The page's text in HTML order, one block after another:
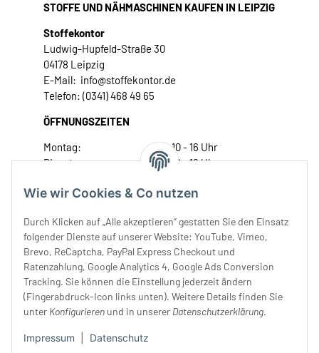
Wie wir Cookies & Co nutzen
Durch Klicken auf „Alle akzeptieren“ gestatten Sie den Einsatz
folgender Dienste auf unserer Website: YouTube, Vimeo,
Brevo, ReCaptcha, PayPal Express Checkout und
Ratenzahlung, Google Analytics 4, Google Ads Conversion
Tracking. Sie können die Einstellung jederzeit ändern
(Fingerabdruck-Icon links unten). Weitere Details finden Sie
unter Konfigurieren und in unserer Datenschutzerklärung.
Impressum Datenschutz
STOFFE UND NÄHMASCHINEN KAUFEN IN LEIPZIG
Stoffekontor
Ludwig-Hupfeld-Straße 30
04178 Leipzig
E-Mail: info@stoffekontor.de
Telefon: (0341) 468 49 65
ÖFFNUNGSZEITEN
Montag:
10 - 16 Uhr
Dienstag:
10 - 16 Uhr
Donnerstag:
10 - 18 Uhr
Samstag:
10 - 14 Uhr
Unser Service
Rechtliches